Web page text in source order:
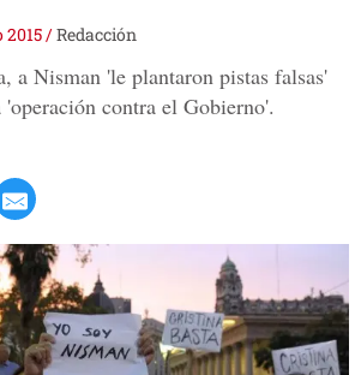
/Redacción
a Nisman 'le plantaron pistas falsas'
contra el Gobierno'.